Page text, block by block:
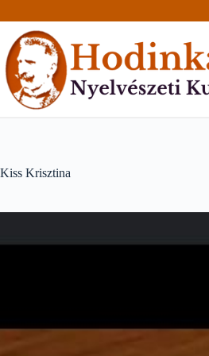
to
content
Kiss Krisztina